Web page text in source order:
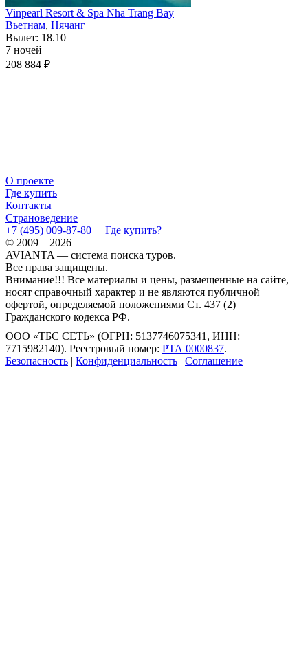
Vinpearl Resort & Spa Nha Trang Bay
Вьетнам, Нячанг
Вылет: 18.10
7 ночей
208 884 ₽
О проекте
Где купить
Контакты
Страноведение
+7 (495) 009-87-80
Где купить?
© 2009—2026
AVIANTA — система поиска туров.
Все права защищены.
Внимание!!! Все материалы и цены, размещенные на сайте,
носят справочный характер и не являются публичной
офертой, определяемой положениями Ст. 437 (2)
Гражданского кодекса РФ.
ООО «ТБС СЕТЬ» (ОГРН: 5137746075341, ИНН:
7715982140). Реестровый номер: РТА 0000837.
Безопасность | Конфиденциальность | Соглашение